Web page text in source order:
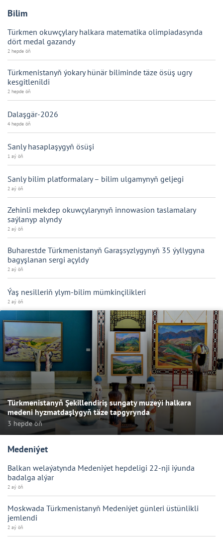
Bilim
Türkmen okuwçylary halkara matematika olimpiadasynda
dört medal gazandy
2 hepde öň
Türkmenistanyň ýokary hünär biliminde täze ösüş ugry
kesgitlenildi
2 hepde öň
Dalaşgär-2026
4 hepde öň
Sanly hasaplaşygyň ösüşi
1 aý öň
Sanly bilim platformalary – bilim ulgamynyň geljegi
2 aý öň
Zehinli mekdep okuwçylarynyň innowasion taslamalary
saýlanyp alyndy
2 aý öň
Buharestde Türkmenistanyň Garaşsyzlygynyň 35 ýyllygyna
bagyşlanan sergi açyldy
2 aý öň
Ýaş nesilleriň ylym-bilim mümkinçilikleri
2 aý öň
Türkmenistanyň Şekillendiriş sungaty muzeýi halkara
medeni hyzmatdaşlygyň täze tapgyrynda
3 hepde öň
Medeniýet
Balkan welaýatynda Medeniýet hepdeligi 22-nji iýunda
badalga alýar
2 aý öň
Moskwada Türkmenistanyň Medeniýet günleri üstünlikli
jemlendi
2 aý öň